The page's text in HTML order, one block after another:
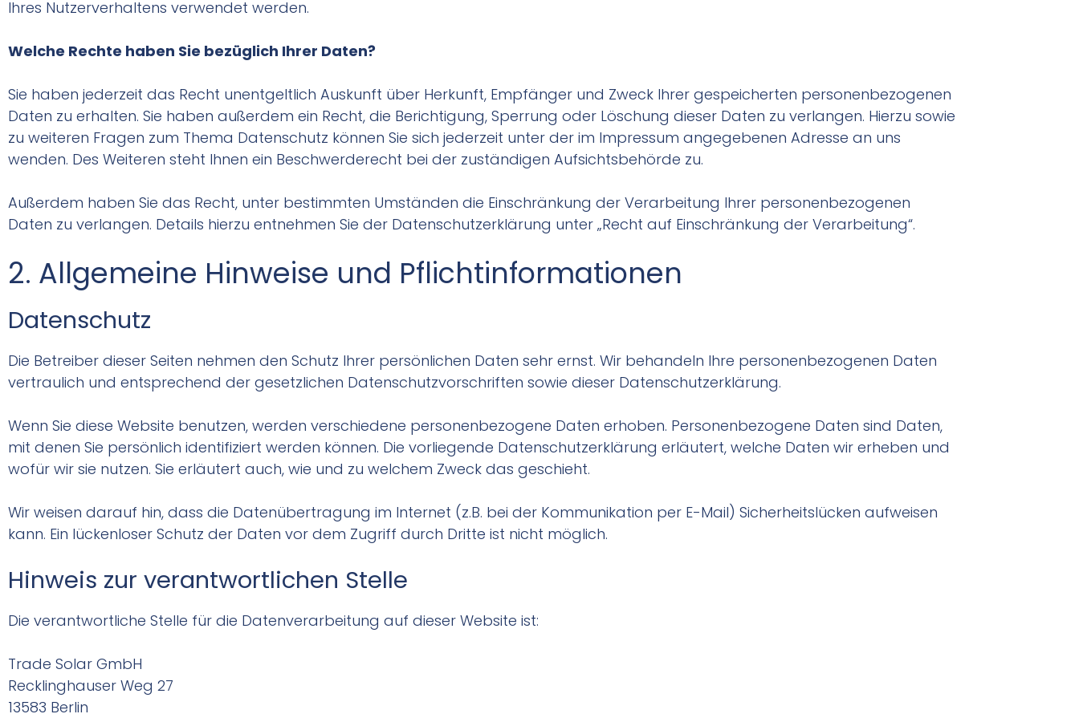
Ihres Nutzerverhaltens verwendet werden.
Welche Rechte haben Sie bezüglich Ihrer Daten?
Sie haben jederzeit das Recht unentgeltlich Auskunft über Herkunft, Empfänger und Zweck Ihrer gespeicherten personenbezogenen
Daten zu erhalten. Sie haben außerdem ein Recht, die Berichtigung, Sperrung oder Löschung dieser Daten zu verlangen. Hierzu sowie
zu weiteren Fragen zum Thema Datenschutz können Sie sich jederzeit unter der im Impressum angegebenen Adresse an uns
wenden. Des Weiteren steht Ihnen ein Beschwerderecht bei der zuständigen Aufsichtsbehörde zu.
Außerdem haben Sie das Recht, unter bestimmten Umständen die Einschränkung der Verarbeitung Ihrer personenbezogenen
Daten zu verlangen. Details hierzu entnehmen Sie der Datenschutzerklärung unter „Recht auf Einschränkung der Verarbeitung“.
2. Allgemeine Hinweise und Pflichtinformationen
Datenschutz
Die Betreiber dieser Seiten nehmen den Schutz Ihrer persönlichen Daten sehr ernst. Wir behandeln Ihre personenbezogenen Daten
vertraulich und entsprechend der gesetzlichen Datenschutzvorschriften sowie dieser Datenschutzerklärung.
Wenn Sie diese Website benutzen, werden verschiedene personenbezogene Daten erhoben. Personenbezogene Daten sind Daten,
mit denen Sie persönlich identifiziert werden können. Die vorliegende Datenschutzerklärung erläutert, welche Daten wir erheben und
wofür wir sie nutzen. Sie erläutert auch, wie und zu welchem Zweck das geschieht.
Wir weisen darauf hin, dass die Datenübertragung im Internet (z.B. bei der Kommunikation per E-Mail) Sicherheitslücken aufweisen
kann. Ein lückenloser Schutz der Daten vor dem Zugriff durch Dritte ist nicht möglich.
Hinweis zur verantwortlichen Stelle
Die verantwortliche Stelle für die Datenverarbeitung auf dieser Website ist:
Trade Solar GmbH
Recklinghauser Weg 27
13583 Berlin